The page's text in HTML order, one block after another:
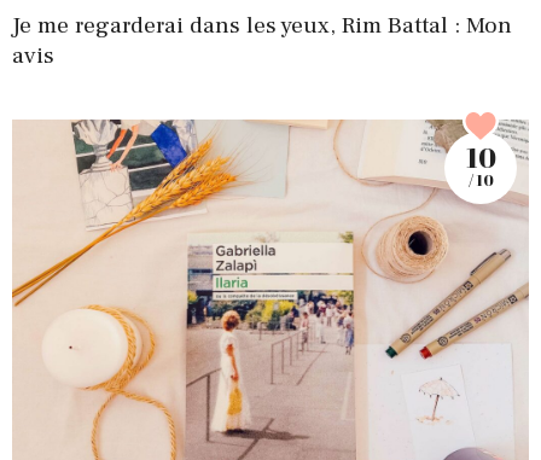
Je me regarderai dans les yeux, Rim Battal : Mon
avis
10
/ 10